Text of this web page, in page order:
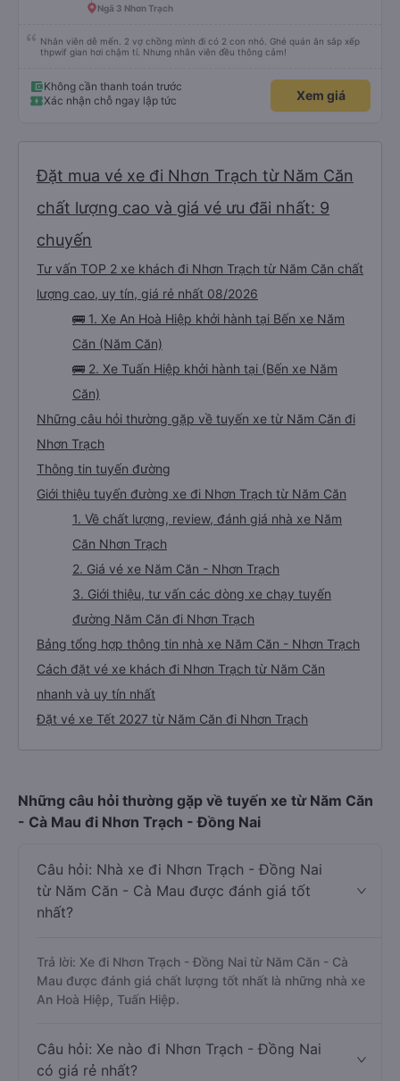
Ngã 3 Nhơn Trạch
Nhân viên dễ mến. 2 vợ chồng mình đi có 2 con nhỏ. Ghé quán ăn sắp xếp
thpwif gian hơi chậm tí. Nhưng nhân viên đều thông cảm!
Không cần thanh toán trước
Xác nhận chỗ ngay lập tức
Xem giá
Đặt mua vé xe đi Nhơn Trạch từ Năm Căn
chất lượng cao và giá vé ưu đãi nhất: 9
chuyến
Tư vấn TOP 2 xe khách đi Nhơn Trạch từ Năm Căn chất
lượng cao, uy tín, giá rẻ nhất 08/2026
🚌 1. Xe An Hoà Hiệp khởi hành tại Bến xe Năm
Căn (Năm Căn)
🚌 2. Xe Tuấn Hiệp khởi hành tại (Bến xe Năm
Căn)
Những câu hỏi thường gặp về tuyến xe từ Năm Căn đi
Nhơn Trạch
Thông tin tuyến đường
Giới thiệu tuyến đường xe đi Nhơn Trạch từ Năm Căn
1. Về chất lượng, review, đánh giá nhà xe Năm
Căn Nhơn Trạch
2. Giá vé xe Năm Căn - Nhơn Trạch
3. Giới thiệu, tư vấn các dòng xe chạy tuyến
đường Năm Căn đi Nhơn Trạch
Bảng tổng hợp thông tin nhà xe Năm Căn - Nhơn Trạch
Cách đặt vé xe khách đi Nhơn Trạch từ Năm Căn
nhanh và uy tín nhất
Đặt vé xe Tết 2027 từ Năm Căn đi Nhơn Trạch
Những câu hỏi thường gặp về tuyến xe từ Năm Căn
- Cà Mau đi Nhơn Trạch - Đồng Nai
Câu hỏi: Nhà xe đi Nhơn Trạch - Đồng Nai
từ Năm Căn - Cà Mau được đánh giá tốt
nhất?
Trả lời: Xe đi Nhơn Trạch - Đồng Nai từ Năm Căn - Cà
Mau được đánh giá chất lượng tốt nhất là những nhà xe
An Hoà Hiệp, Tuấn Hiệp.
Câu hỏi: Xe nào đi Nhơn Trạch - Đồng Nai
có giá rẻ nhất?